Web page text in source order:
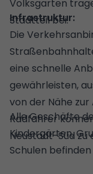
Volksgarten
Stadtteil bei.
Infrastruktur:
Die
eine schnelle
gewährleisten,
von der Nähe zur
Radfahrer
Neustadt-Süd
Alle Geschäfte
Kindergärten,
Schulen